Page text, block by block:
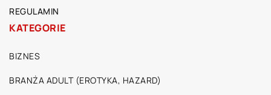
REGULAMIN
KATEGORIE
BIZNES
BRANŻA ADULT (EROTYKA, HAZARD)